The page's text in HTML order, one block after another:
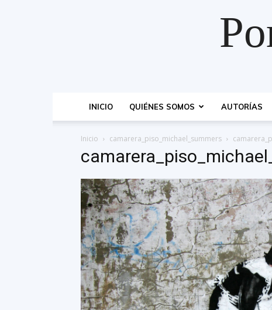
INICIO QUIÉNES SOMOS AUTORÍAS
Inicio camarera_piso_michael_summers